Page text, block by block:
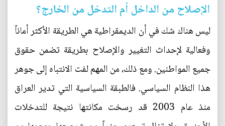
الإصلاح من الداخل أم التدخل من الخارج؟
ليس هناك شك في أن الديمقراطية هي الطريقة الأكثر أماناً
وفعالية لإحداث التغيير والإصلاح بطريقة تضمن حقوق
جميع المواطنين. ومع ذلك، من المهم لفت الانتباه إلى جوهر
هذا النظام السياسي. فالطبقة السياسية التي تدير العراق
منذ عام 2003 قد رسخت مكانتها نتيجة للتدخلات